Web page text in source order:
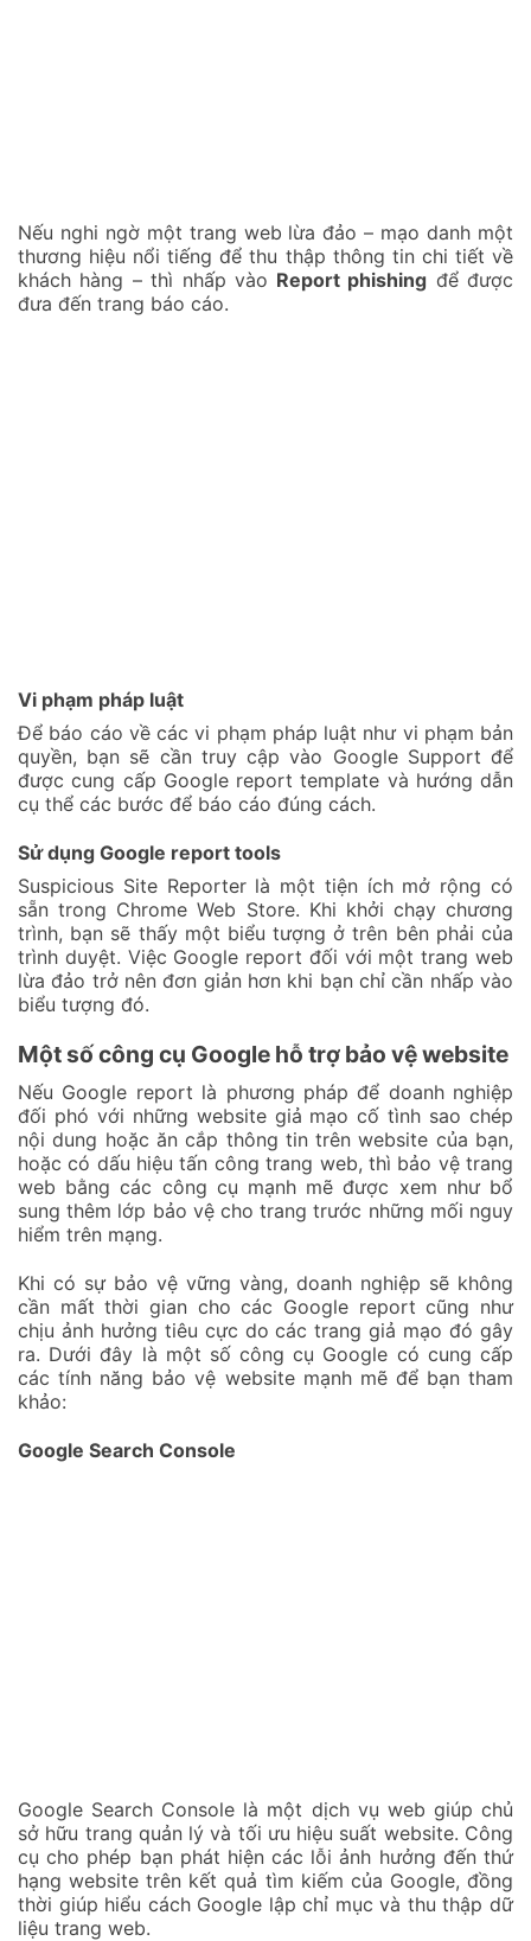
Nếu nghi ngờ một trang web lừa đảo – mạo danh một
thương hiệu nổi tiếng để thu thập thông tin chi tiết về
khách hàng – thì nhấp vào Report phishing để được
đưa đến trang báo cáo.
Vi phạm pháp luật
Để báo cáo về các vi phạm pháp luật như vi phạm bản
quyền, bạn sẽ cần truy cập vào Google Support để
được cung cấp Google report template và hướng dẫn
cụ thể các bước để báo cáo đúng cách.
Sử dụng Google report tools
Suspicious Site Reporter là một tiện ích mở rộng có
sẵn trong Chrome Web Store. Khi khởi chạy chương
trình, bạn sẽ thấy một biểu tượng ở trên bên phải của
trình duyệt. Việc Google report đối với một trang web
lừa đảo trở nên đơn giản hơn khi bạn chỉ cần nhấp vào
biểu tượng đó.
Một số công cụ Google hỗ trợ bảo vệ website
Nếu Google report là phương pháp để doanh nghiệp
đối phó với những website giả mạo cố tình sao chép
nội dung hoặc ăn cắp thông tin trên website của bạn,
hoặc có dấu hiệu tấn công trang web, thì bảo vệ trang
web bằng các công cụ mạnh mẽ được xem như bổ
sung thêm lớp bảo vệ cho trang trước những mối nguy
hiểm trên mạng.
Khi có sự bảo vệ vững vàng, doanh nghiệp sẽ không
cần mất thời gian cho các Google report cũng như
chịu ảnh hưởng tiêu cực do các trang giả mạo đó gây
ra. Dưới đây là một số công cụ Google có cung cấp
các tính năng bảo vệ website mạnh mẽ để bạn tham
khảo:
Google Search Console
Google Search Console là một dịch vụ web giúp chủ
sở hữu trang quản lý và tối ưu hiệu suất website. Công
cụ cho phép bạn phát hiện các lỗi ảnh hưởng đến thứ
hạng website trên kết quả tìm kiếm của Google, đồng
thời giúp hiểu cách Google lập chỉ mục và thu thập dữ
liệu trang web.